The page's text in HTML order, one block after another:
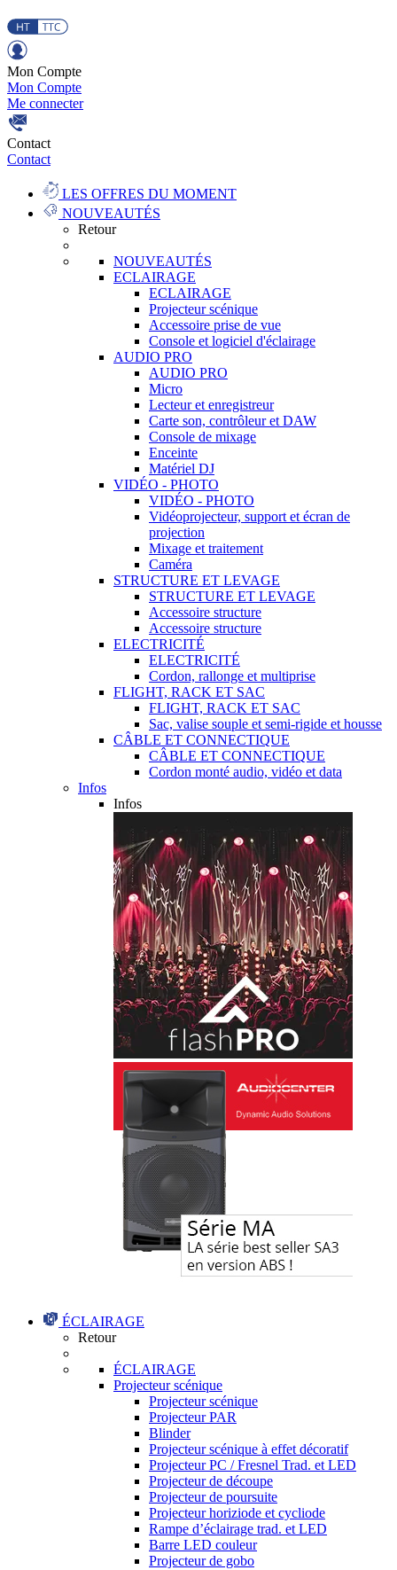
Mon Compte
Mon Compte
Me connecter
Contact
Contact
LES OFFRES DU MOMENT
NOUVEAUTÉS
Retour
NOUVEAUTÉS
ECLAIRAGE
ECLAIRAGE
Projecteur scénique
Accessoire prise de vue
Console et logiciel d'éclairage
AUDIO PRO
AUDIO PRO
Micro
Lecteur et enregistreur
Carte son, contrôleur et DAW
Console de mixage
Enceinte
Matériel DJ
VIDÉO - PHOTO
VIDÉO - PHOTO
Vidéoprojecteur, support et écran de
projection
Mixage et traitement
Caméra
STRUCTURE ET LEVAGE
STRUCTURE ET LEVAGE
Accessoire structure
Accessoire structure
ELECTRICITÉ
ELECTRICITÉ
Cordon, rallonge et multiprise
FLIGHT, RACK ET SAC
FLIGHT, RACK ET SAC
Sac, valise souple et semi-rigide et housse
CÂBLE ET CONNECTIQUE
CÂBLE ET CONNECTIQUE
Cordon monté audio, vidéo et data
Infos
Infos
ÉCLAIRAGE
Retour
ÉCLAIRAGE
Projecteur scénique
Projecteur scénique
Projecteur PAR
Blinder
Projecteur scénique à effet décoratif
Projecteur PC / Fresnel Trad. et LED
Projecteur de découpe
Projecteur de poursuite
Projecteur horiziode et cycliode
Rampe d’éclairage trad. et LED
Barre LED couleur
Projecteur de gobo